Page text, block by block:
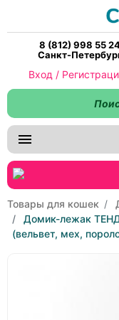
8 (812) 998 55
Санкт-
Вход /
Товары для кошек
Домик-лежак
(вельвет, мех,